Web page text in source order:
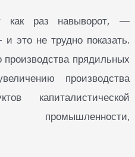
как раз навыворот, —
и это не трудно показать.
производства прядильных
производства
капиталистической
промышленности,